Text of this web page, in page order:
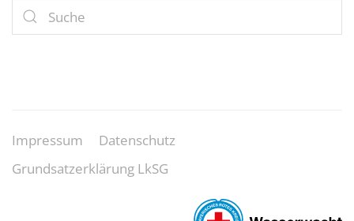
Impressum
Datenschutz
Grundsatzerklärung LkSG